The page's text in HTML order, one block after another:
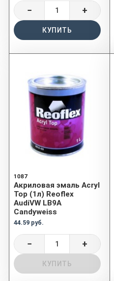
− +
КУПИТЬ
1087
Акриловая эмаль Acryl
Top (1л) Reoflex
AudiVW LB9A
Candyweiss
44.59 руб.
− +
КУПИТЬ